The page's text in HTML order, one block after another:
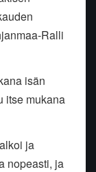
Ralli
isän
itse mukana
ja
nopeasti, ja